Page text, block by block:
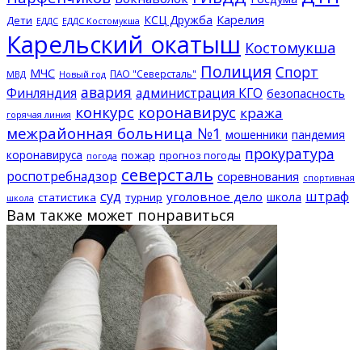
Дети ЕДДС ЕДДС Костомукша КСЦ Дружба Карелия
Карельский окатыш Костомукша
МВД МЧС Новый год ПАО "Северсталь" Полиция Спорт
Финляндия авария администрация КГО безопасность
горячая линия конкурс коронавирус кража
межрайонная больница №1 мошенники пандемия
коронавируса погода пожар прогноз погоды прокуратура
роспотребнадзор северсталь соревнования спортивная
школа статистика суд турнир уголовное дело школа штраф
Вам также может понравиться